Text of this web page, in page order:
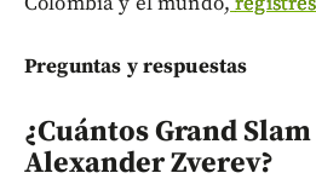
Preguntas y respuestas
¿Cuántos Grand
Alexander Zverev?